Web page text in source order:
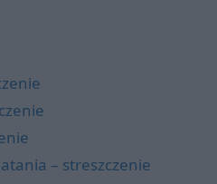
– streszczenie